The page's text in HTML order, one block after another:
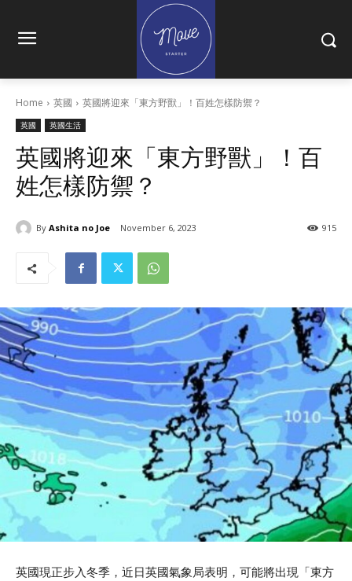
Home 英國 英國將迎來「東方野獸」！百姓怎樣防禦？
英國 英國生活
英國將迎來「東方野獸」！百
姓怎樣防禦？
By Ashita no Joe November 6, 2023 915
英國現正步入冬季，近日英國氣象局表明，可能將出現「東方